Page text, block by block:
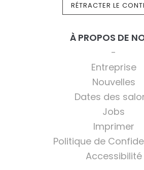
RÉTRACTER LE
À PROPOS DE
Entreprise
Nouvelles
Dates des
Jobs
Imprimer
Politique de
Accessibilité